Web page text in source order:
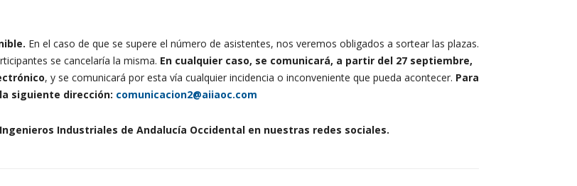
En el caso de que se supere el número de asistentes, nos veremos obligados a sortear las plazas.
se cancelaría la misma. En cualquier caso, se comunicará, a partir del 27 septiembre,
, y se comunicará por esta vía cualquier incidencia o inconveniente que pueda acontecer. Para
siguiente dirección: comunicacion2@aiiaoc.com
Industriales de Andalucía Occidental en nuestras redes sociales.